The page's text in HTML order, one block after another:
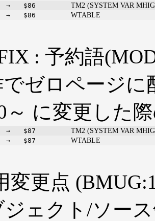
→ $86 TM2 (SYSTEM VAR
→ $86 WTABLE
: 予約語
でゼロページ
～ に変更した
→ $87 TM2 (SYSTEM VAR
→ $87 WTABLE
変更点
ジェクト/ソー